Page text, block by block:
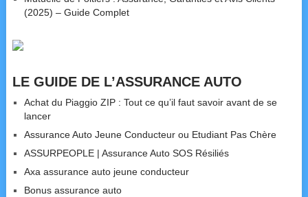
(2025) – Guide Complet
LE GUIDE DE L’ASSURANCE AUTO
Achat du Piaggio ZIP : Tout ce qu’il faut savoir avant de se
lancer
Assurance Auto Jeune Conducteur ou Etudiant Pas Chère
ASSURPEOPLE | Assurance Auto SOS Résiliés
Axa assurance auto jeune conducteur
Bonus assurance auto